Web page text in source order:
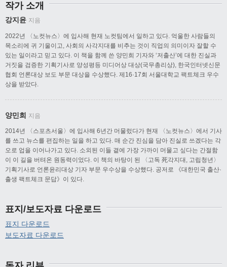
작가 소개
강지윤 지음
2022년 〈노컷뉴스〉에 입사해 현재 노컷팀에서 일하고 있다. 억울한 사람들의
목소리에 귀 기울이고, 사회의 사각지대를 비추는 것이 직업의 의미이자 잘할 수
있는 일이라고 믿고 있다. 이 책을 함께 쓴 양민희 기자와 ‘저출산’에 대한 진실과
거짓을 검증한 기획기사로 양성평등 미디어상 대상(국무총리상), 한국인터넷신문
협회 언론대상 보도 부문 대상을 수상했다. 제16·17회 서울대학교 팩트체크 우수
상을 받았다.
양민희 지음
2014년 〈스포츠서울〉에 입사해 6년간 머물렀다가 현재 〈노컷뉴스〉에서 기사
를 쓰고 뉴스를 편집하는 일을 하고 있다. 매 순간 진심을 담아 진실로 쓰겠다는 각
오로 업을 이어나가고 있다. 소외된 이들 곁에 가장 가까이 머물고 싶다는 간절함
이 이 길을 버텨온 원동력이었다. 이 책의 바탕이 된 〈고독 死각지대, 고립청년〉
기획기사로 언론윤리대상 기자 부문 우수상을 수상했다. 공저로 《대한민국 출산·
출생 팩트체크 문답》이 있다.
표지/보도자료 다운로드
표지 다운로드
보도자료 다운로드